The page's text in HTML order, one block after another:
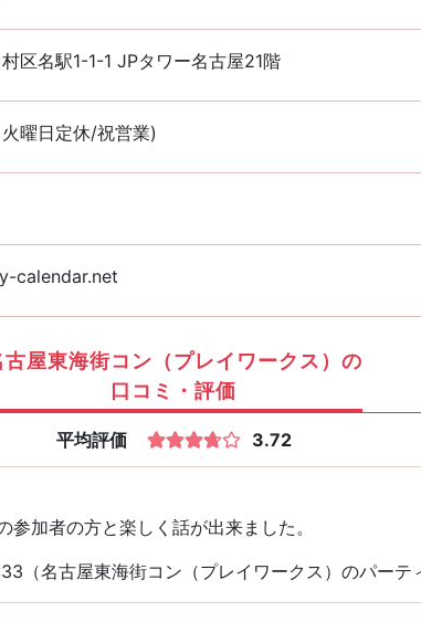
区名駅1-1-1 JPタワー名古屋21階
曜日定休/祝営業)
calendar.net
古屋東海街コン（プレイワークス）の
口コミ・評価
平均評価 3.72
加者の方と楽しく話が出来ました。
（名古屋東海街コン（プレイワークス）のパーテ